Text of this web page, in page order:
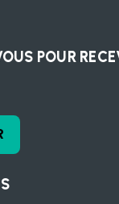
POUR